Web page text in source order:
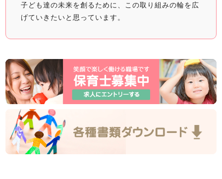
子ども達の未来を創るために、この取り組みの輪を広
げていきたいと思っています。